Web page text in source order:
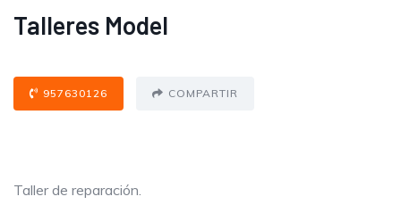
Talleres Model
957630126 COMPARTIR
Taller de reparación.